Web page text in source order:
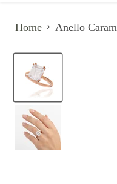
Home Anello